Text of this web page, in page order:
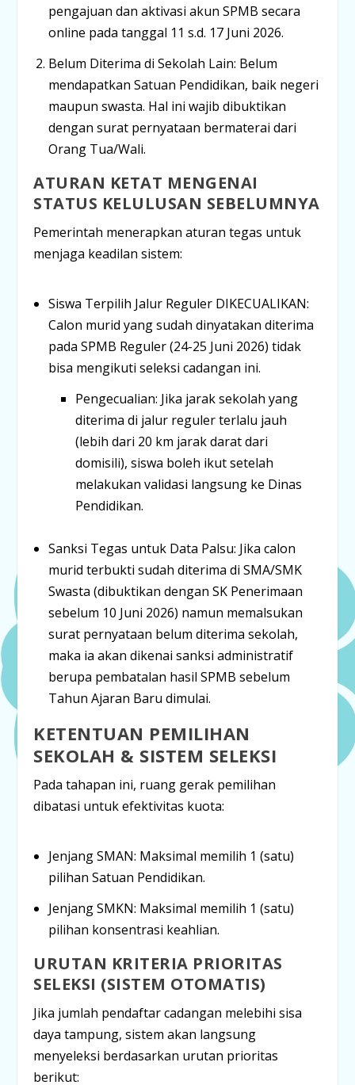
pengajuan dan aktivasi akun SPMB secara
online pada tanggal 11 s.d. 17 Juni 2026.
Belum Diterima di Sekolah Lain: Belum
mendapatkan Satuan Pendidikan, baik negeri
maupun swasta. Hal ini wajib dibuktikan
dengan surat pernyataan bermaterai dari
Orang Tua/Wali.
ATURAN KETAT MENGENAI
STATUS KELULUSAN SEBELUMNYA
Pemerintah menerapkan aturan tegas untuk
menjaga keadilan sistem:
Siswa Terpilih Jalur Reguler DIKECUALIKAN:
Calon murid yang sudah dinyatakan diterima
pada SPMB Reguler (24-25 Juni 2026) tidak
bisa mengikuti seleksi cadangan ini.
Pengecualian: Jika jarak sekolah yang
diterima di jalur reguler terlalu jauh
(lebih dari 20 km jarak daratdari
domisili), siswa boleh ikut setelah
melakukan validasi langsung ke Dinas
Pendidikan.
Sanksi Tegas untuk Data Palsu: Jika calon
murid terbukti sudah diterima di SMA/SMK
Swasta (dibuktikan dengan SK Penerimaan
sebelum 10 Juni 2026) namun memalsukan
surat pernyataan belum diterima sekolah,
maka ia akan dikenai sanksi administratif
berupa pembatalan hasil SPMB sebelum
Tahun Ajaran Baru dimulai.
KETENTUAN PEMILIHAN
SEKOLAH & SISTEM SELEKSI
Pada tahapan ini, ruang gerak pemilihan
dibatasi untuk efektivitas kuota:
Jenjang SMAN: Maksimal memilih 1 (satu)
pilihan Satuan Pendidikan.
Jenjang SMKN: Maksimal memilih 1 (satu)
pilihan konsentrasi keahlian.
URUTAN KRITERIA PRIORITAS
SELEKSI (SISTEM OTOMATIS)
Jika jumlah pendaftar cadangan melebihi sisa
daya tampung, sistem akan langsung
menyeleksi berdasarkan urutan prioritas
berikut: